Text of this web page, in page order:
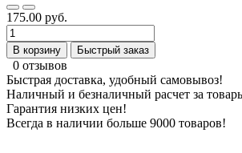
175.00 руб.
В корзину Быстрый заказ
0 отзывов
Быстрая доставка, удобный самовывоз!
Наличный и безналичный расчет за
Гарантия низких цен!
Всегда в наличии больше 9000 товаров!